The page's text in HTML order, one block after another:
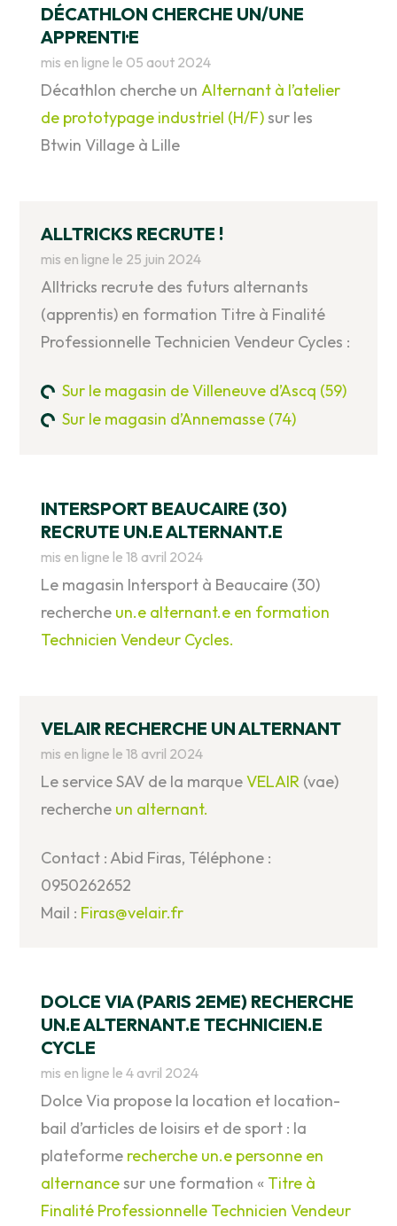
DÉCATHLON CHERCHE UN/UNE
APPRENTI·E
mis en ligne le 05 aout 2024
Décathlon cherche unAlternant à l’atelier
de prototypage industriel (H/F)sur les
Btwin Village à Lille
ALLTRICKS RECRUTE !
mis en ligne le 25 juin 2024
Alltricks recrute des futurs alternants
(apprentis) en formation Titre à Finalité
Professionnelle Technicien Vendeur Cycles :
Sur le magasin de Villeneuve d’Ascq (59)
Sur le magasin d’Annemasse (74)
INTERSPORT BEAUCAIRE (30)
RECRUTE UN.E ALTERNANT.E
mis en ligne le 18 avril 2024
Le magasin Intersport à Beaucaire (30)
recherche un.e alternant.e en formation
Technicien Vendeur Cycles.
VELAIR RECHERCHE UN ALTERNANT
mis en ligne le 18 avril 2024
Le service SAV de la marqueVELAIR (vae)
recherche un alternant.
Contact : Abid Firas, Téléphone :
0950262652
Mail : Firas@velair.fr
DOLCE VIA (PARIS 2EME) RECHERCHE
UN.E ALTERNANT.E TECHNICIEN.E
CYCLE
mis en ligne le 4 avril 2024
Dolce Via propose la location et location-
bail d’articles de loisirs et de sport : la
plateforme recherche un.e personne en
alternancesur une formation « Titre à
Finalité Professionnelle Technicien Vendeur